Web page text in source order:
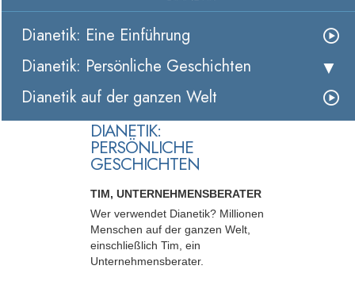
Dianetik: Eine Einführung
Dianetik: Persönliche Geschichten
Dianetik auf der ganzen Welt
DIANETIK:
PERSÖNLICHE
GESCHICHTEN
TIM, UNTERNEHMENSBERATER
Wer verwendet Dianetik? Millionen
Menschen auf der ganzen Welt,
einschließlich Tim, ein
Unternehmensberater.